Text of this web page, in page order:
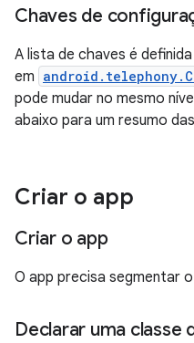
Chaves de
A lista de chaves é
em
pode mudar no mesmo
abaixo para um resumo
Criar o app
Criar o app
O app precisa segmentar
Declarar uma classe